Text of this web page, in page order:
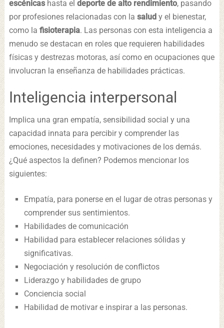
escénicashasta el deporte de alto rendimiento, pasando
por profesiones relacionadas con la salud y el bienestar,
como la fisioterapia. Las personas con esta inteligencia a
menudo se destacan en roles que requieren habilidades
físicas y destrezas motoras, así como en ocupaciones que
involucran la enseñanza de habilidades prácticas.
Inteligencia interpersonal
Implica una gran empatía, sensibilidad social y una
capacidad innata para percibir y comprender las
emociones, necesidades y motivaciones de los demás.
¿Qué aspectos la definen? Podemos mencionar los
siguientes:
Empatía, para ponerse en el lugar de otras personas y
comprender sus sentimientos.
Habilidades de comunicación
Habilidad para establecer relaciones sólidas y
significativas.
Negociación y resolución de conflictos
Liderazgo y habilidades de grupo
Conciencia social
Habilidad de motivar e inspirar a las personas.